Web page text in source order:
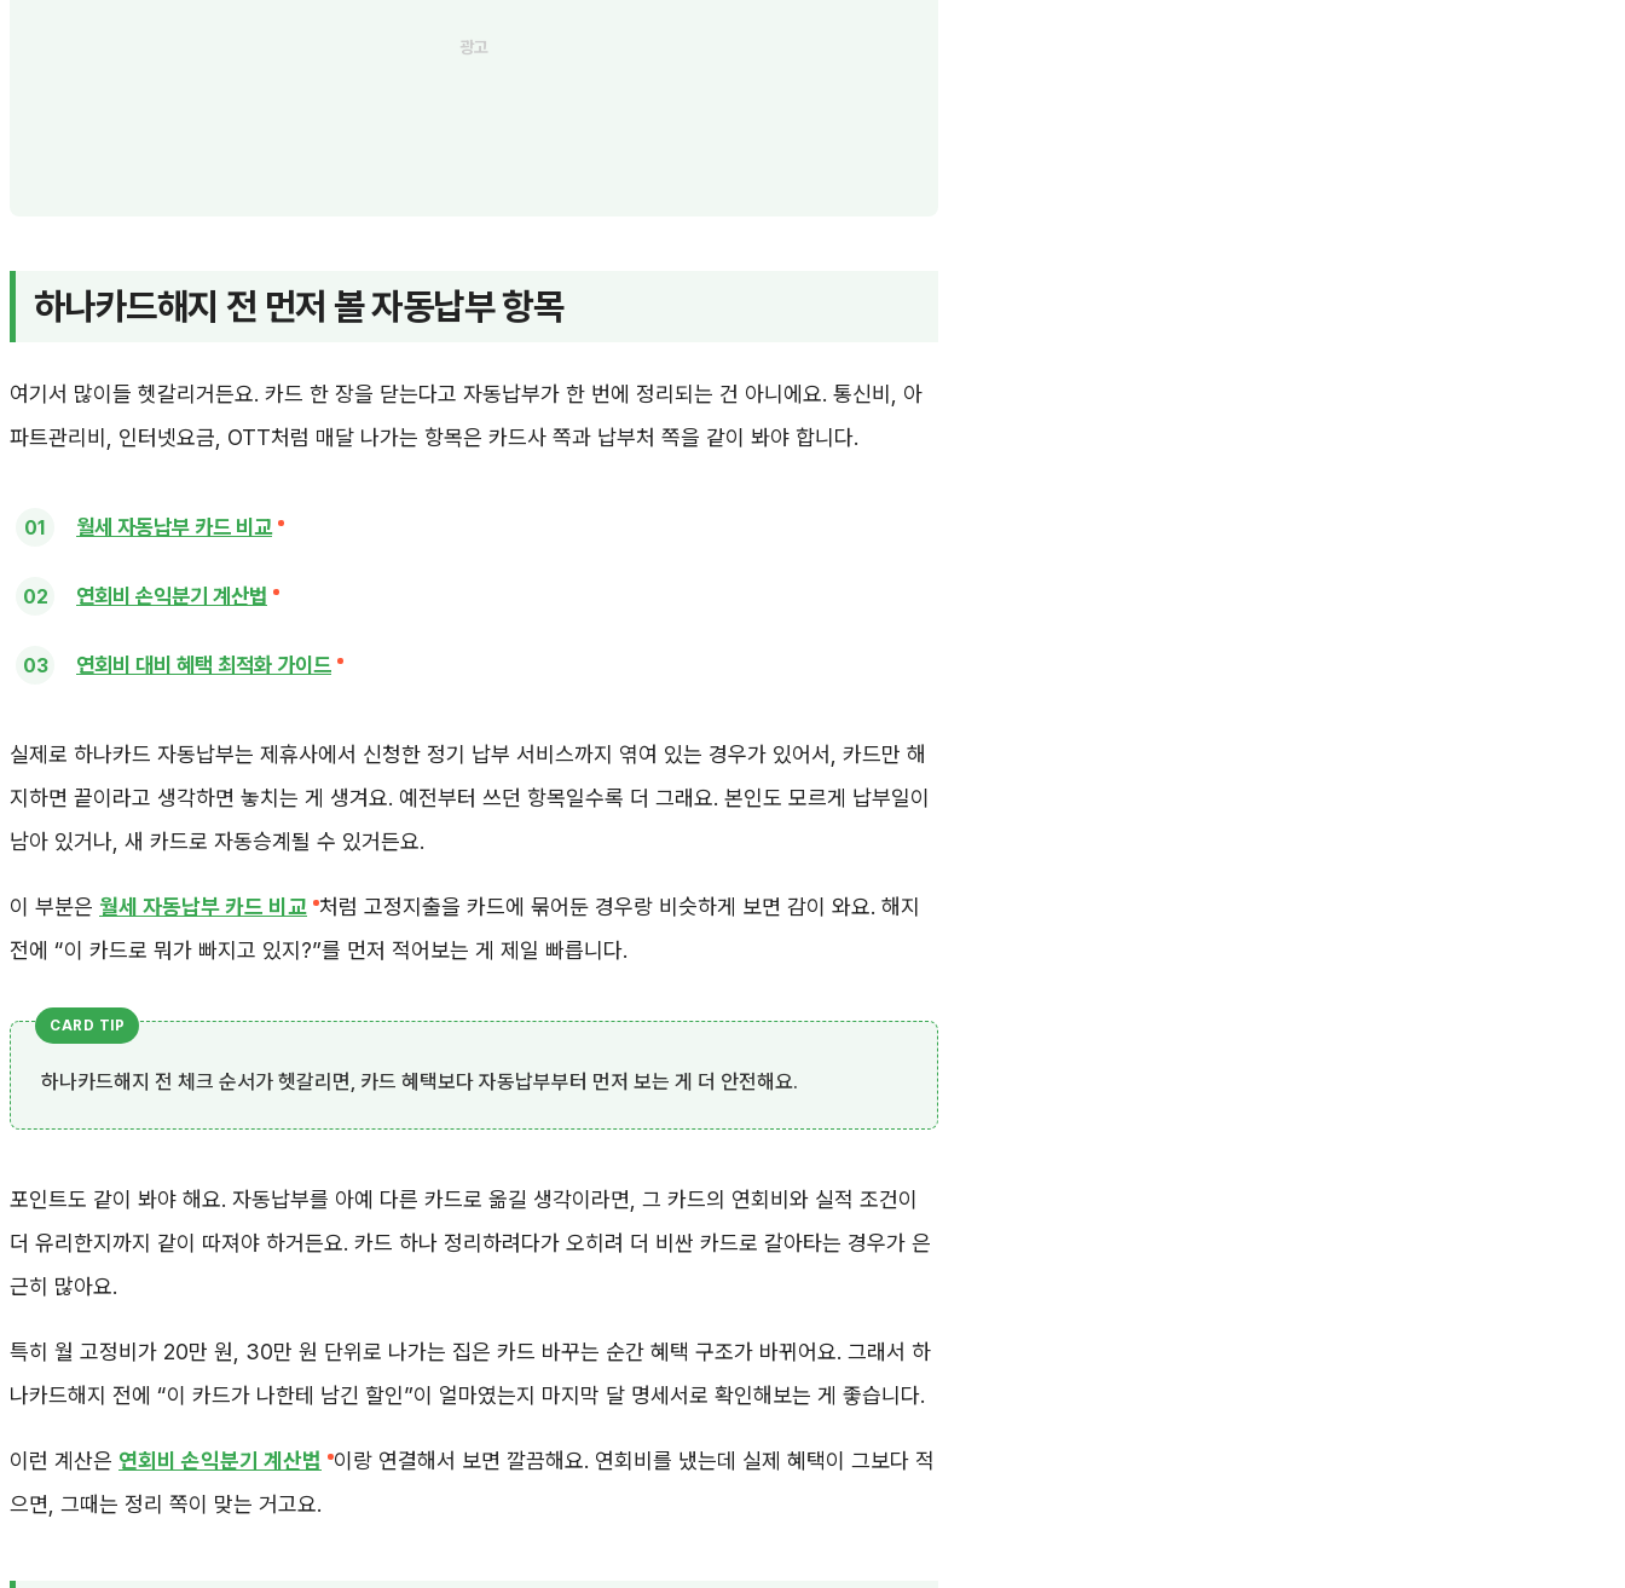
하나카드해지 전 먼저 볼 자동납부 항목
여기서 많이들 헷갈리거든요. 카드 한 장을 닫는다고 자동납부가 한 번에 정리되는 건 아니에요. 통신비, 아
파트관리비, 인터넷요금, OTT처럼 매달 나가는 항목은 카드사 쪽과 납부처 쪽을 같이 봐야 합니다.
월세 자동납부 카드 비교
연회비 손익분기 계산법
연회비 대비 혜택 최적화 가이드
실제로 하나카드 자동납부는 제휴사에서 신청한 정기 납부 서비스까지 엮여 있는 경우가 있어서, 카드만 해
지하면 끝이라고 생각하면 놓치는 게 생겨요. 예전부터 쓰던 항목일수록 더 그래요. 본인도 모르게 납부일이
남아 있거나, 새 카드로 자동승계될 수 있거든요.
이 부분은 월세 자동납부 카드 비교 처럼 고정지출을 카드에 묶어둔 경우랑 비슷하게 보면 감이 와요. 해지
전에 “이 카드로 뭐가 빠지고 있지?”를 먼저 적어보는 게 제일 빠릅니다.
하나카드해지 전 체크 순서가 헷갈리면, 카드 혜택보다 자동납부부터 먼저 보는 게 더 안전해요.
포인트도 같이 봐야 해요. 자동납부를 아예 다른 카드로 옮길 생각이라면, 그 카드의 연회비와 실적 조건이
더 유리한지까지 같이 따져야 하거든요. 카드 하나 정리하려다가 오히려 더 비싼 카드로 갈아타는 경우가 은
근히 많아요.
특히 월 고정비가 20만 원, 30만 원 단위로 나가는 집은 카드 바꾸는 순간 혜택 구조가 바뀌어요. 그래서 하
나카드해지 전에 “이 카드가 나한테 남긴 할인”이 얼마였는지 마지막 달 명세서로 확인해보는 게 좋습니다.
이런 계산은 연회비 손익분기 계산법
이랑 연결해서 보면 깔끔해요. 연회비를 냈는데 실제 혜택이 그보다 적
으면, 그때는 정리 쪽이 맞는 거고요.